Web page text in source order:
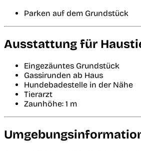
Parken auf dem Grundstück
Ausstattung für
Eingezäuntes Grundstück
Gassirunden ab Haus
Hundebadestelle in der Nähe
Tierarzt
Zaunhöhe: 1 m